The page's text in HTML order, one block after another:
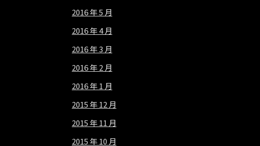
2016 年 5 月
2016 年 4 月
2016 年 3 月
2016 年 2 月
2016 年 1 月
2015 年 12 月
2015 年 11 月
2015 年 10 月